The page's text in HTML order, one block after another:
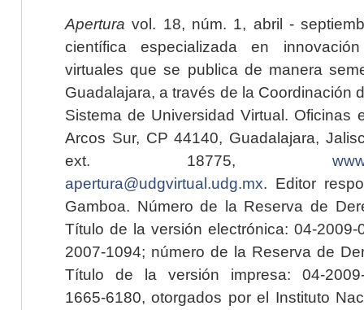
Apertura vol. 18, núm. 1, abril -
científica especializada en
virtuales que se publica de manera
Guadalajara, a través de la Coordinación
Sistema de Universidad Virtual. Oficinas
Arcos Sur, CP 44140, Guadalajara,
ext. 18775,
apertura@udgvirtual.udg.mx. Editor
Gamboa. Número de la Reserva de
Título de la versión electrónica: 04-2009-
2007-1094; número de la Reserva de
Título de la versión impresa: 04-2009-
1665-6180, otorgados por el Instituto